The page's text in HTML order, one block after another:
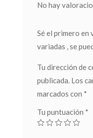
No hay
Sé el primero en
variadas , se
Tu dirección de
publicada. Los
marcados con *
Tu puntuación *